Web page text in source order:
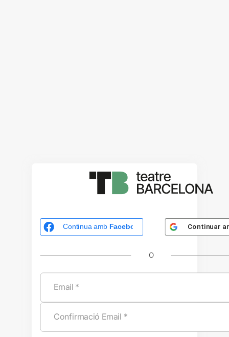
Continua amb Facebook Continuar
O